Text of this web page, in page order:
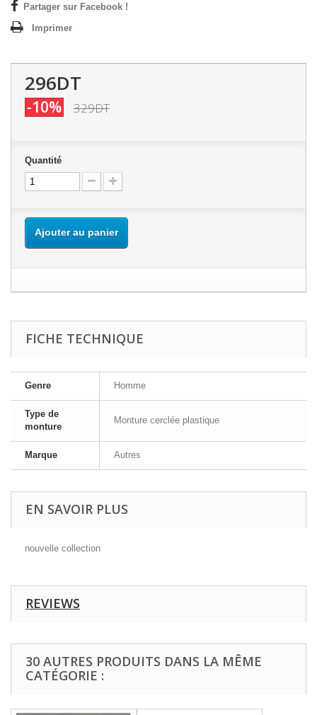
Partager sur Facebook !
Imprimer
296DT
-10% 329DT
Quantité
Ajouter au panier
FICHE TECHNIQUE
Genre Homme
Type de
monture
Monture cerclée plastique
Marque Autres
EN SAVOIR PLUS
nouvelle collection
REVIEWS
30 AUTRES PRODUITS DANS LA MÊME
CATÉGORIE :